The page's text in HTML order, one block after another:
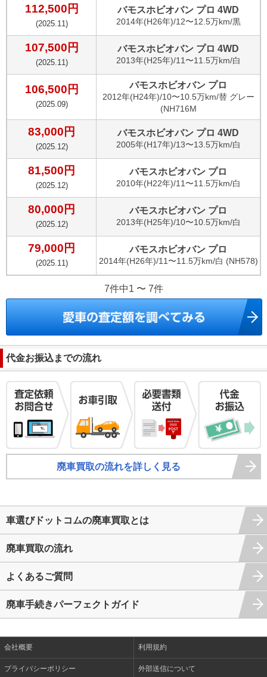
112,500 円
(2025.11)
バモスホビオバン プロ 4WD
2014年(H26年)/12〜12.5万km/黒
107,500 円
(2025.11)
バモスホビオバン プロ 4WD
2013年(H25年)/11〜11.5万km/白
106,500 円
(2025.09)
バモスホビオバン プロ
2012年(H24年)/10〜10.5万km/替 グレー
(NH716M
83,000 円
(2025.12)
バモスホビオバン プロ 4WD
2005年(H17年)/13〜13.5万km/白
81,500 円
(2025.12)
バモスホビオバン プロ
2010年(H22年)/11〜11.5万km/白
80,000 円
(2025.12)
バモスホビオバン プロ
2013年(H25年)/10〜10.5万km/白
79,000 円
(2025.11)
バモスホビオバン プロ
2014年(H26年)/11〜11.5万km/白 (NH578)
7件中1 〜 7件
代金お振込までの流れ
廃車買取の流れを詳しく見る
車選びドットコムの廃車買取とは
廃車買取の流れ
よくあるご質問
廃車手続きパーフェクトガイド
会社概要 利用規約
プライバシーポリシー 外部送信について